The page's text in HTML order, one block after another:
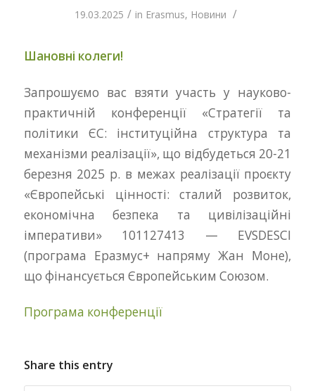
19.03.2025 / in Erasmus, Новини /
Шановні колеги!
Запрошуємо вас взяти участь у науково-
практичній конференції «Стратегії та
політики ЄС: інституційна структура та
механізми реалізації», що відбудеться 20-21
березня 2025 р. в межах реалізації проєкту
«Європейські цінності: сталий розвиток,
економічна безпека та цивілізаційні
імперативи» 101127413 — EVSDESCI
(програма Еразмус+ напряму Жан Моне),
що фінансується Європейським Союзом.
Програма конференції
Share this entry